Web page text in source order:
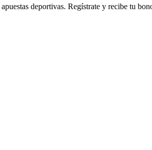
deportivas. Regístrate y recibe tu